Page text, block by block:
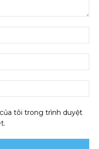
tôi trong trình duyệt